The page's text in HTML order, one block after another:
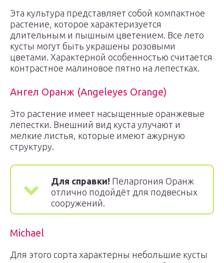
Эта культура представляет собой компактное
растение, которое характеризуется
длительным и пышным цветением. Все лето
кусты могут быть украшены розовыми
цветами. Характерной особенностью считается
контрастное малиновое пятно на лепестках.
Ангел Оранж (Angeleyes Orange)
Это растение имеет насыщенные оранжевые
лепестки. Внешний вид куста улучают и
мелкие листья, которые имеют ажурную
структуру.
Для справки! Пеларгония Оранж
отлично подойдёт для подвесных
сооружений.
Michael
Для этого сорта характерны небольшие кусты